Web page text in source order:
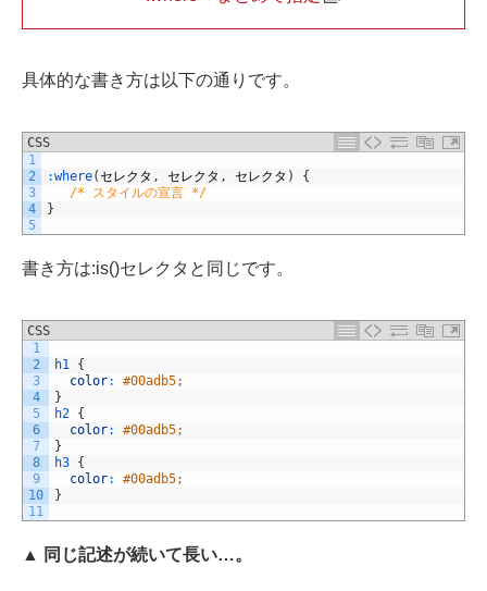
具体的な書き方は以下の通りです。
CSS
1
2
3
4
5
:where(セレクタ , セレクタ , セレクタ )
{
/* スタイルの宣言 */
}
書き方は:is()セレクタと同じです。
CSS
1
2
3
4
5
6
7
8
9
10
11
h1
{
color:
#00adb5;
}
h2 {
color:
#00adb5;
}
h3 {
color:
#00adb5;
}
▲ 同じ記述が続いて長い…。